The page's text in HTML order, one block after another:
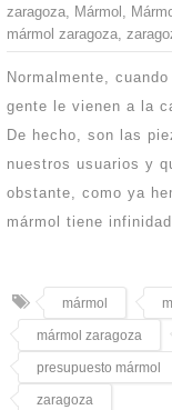
zaragoza, Mármol ,
mármol zaragoza,
Normalmente,
gente le vienen a la
De hecho, son las
nuestros usuarios y
obstante, como ya
mármol tiene
mármol
mármol zaragoza
presupuesto mármol
zaragoza